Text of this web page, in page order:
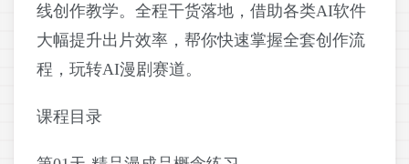
线创作教学。全程干货落地，借助各类AI软件
大幅提升出片效率，帮你快速掌握全套创作流
程，玩转AI漫剧赛道。
课程目录